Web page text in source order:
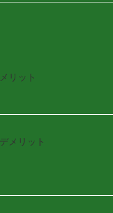
リット
メリット